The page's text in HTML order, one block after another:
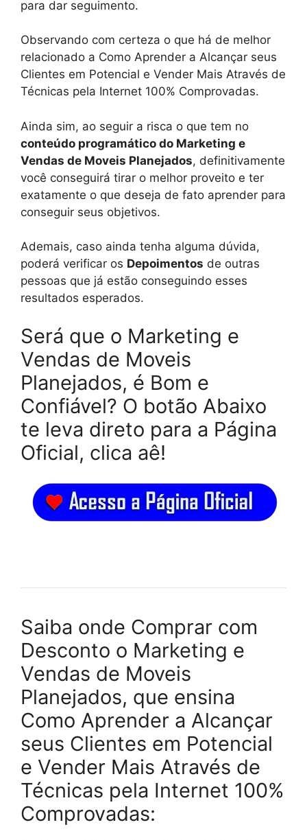
para dar seguimento.
Observando com certeza o que há de melhor
relacionado a Como Aprender a Alcançar seus
Clientes em Potencial e Vender Mais Através de
Técnicas pela Internet 100% Comprovadas.
Ainda sim, ao seguir a risca o que tem no
conteúdo programático do Marketing e
Vendas de Moveis Planejados, definitivamente
você conseguirá tirar o melhor proveito e ter
exatamente o que deseja de fato aprender para
conseguir seus objetivos.
Ademais, caso ainda tenha alguma dúvida,
poderá verificar os Depoimentos de outras
pessoas que já estão conseguindo esses
resultados esperados.
Será que o Marketing e
Vendas de Moveis
Planejados, é Bom e
Confiável? O botão Abaixo
te leva direto para a Página
Oficial, clica aê!
Saiba onde Comprar com
Desconto o Marketing e
Vendas de Moveis
Planejados, que ensina
Como Aprender a Alcançar
seus Clientes em Potencial
e Vender Mais Através de
Técnicas pela Internet 100%
Comprovadas: